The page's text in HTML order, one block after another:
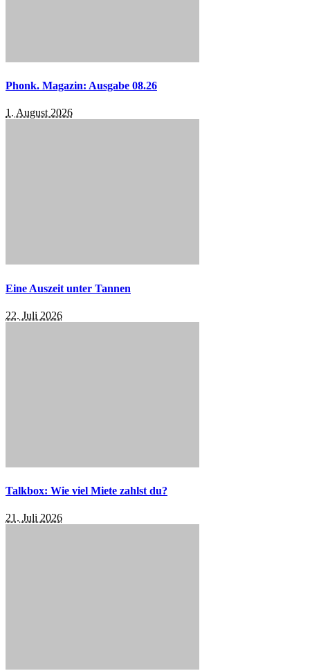
Phonk. Magazin: Ausgabe 08.26
1. August 2026
Eine Auszeit unter Tannen
22. Juli 2026
Talkbox: Wie viel Miete zahlst du?
21. Juli 2026